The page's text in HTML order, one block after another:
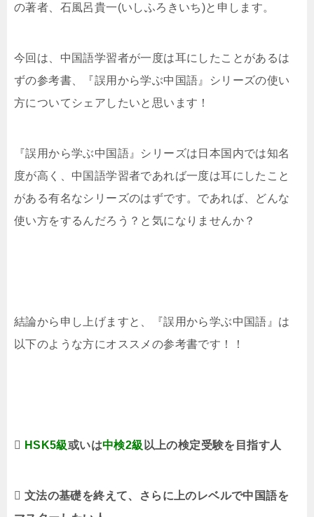
の著者、石風呂貴一(いしふろきいち)と申します。
今回は、中国語学習者が一度は耳にしたことがあるは
ずの参考書、『誤用から学ぶ中国語』シリーズの使い
方についてシェアしたいと思います！
『誤用から学ぶ中国語』シリーズは日本国内では知名
度が高く、中国語学習者であれば一度は耳にしたこと
がある有名なシリーズのはずです。であれば、どんな
使い方をするんだろう？と気になりませんか？
結論から申し上げますと、『誤用から学ぶ中国語』は
以下のような方にオススメの参考書です！！
 HSK5級或いは中検2級 以上の検定受験を目指す人
 文法の基礎を終えて、さらに上のレベルで中国語を